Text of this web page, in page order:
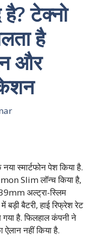
टेक्नो
है
और
स्मार्टफोन पेश किया है.
Slim लॉन्च किया है,
अल्ट्रा-स्लिम
बड़ी बैटरी, हाई रिफ्रेश रेट
है. फिलहाल कंपनी ने
नहीं किया है.